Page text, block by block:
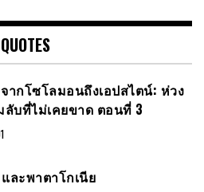
QUOTES
จากโซโลมอนถึงเอปสไตน์: ห่วง
บที่ไม่เคยขาด ตอนที่ 3
ละพาตาโกเนีย